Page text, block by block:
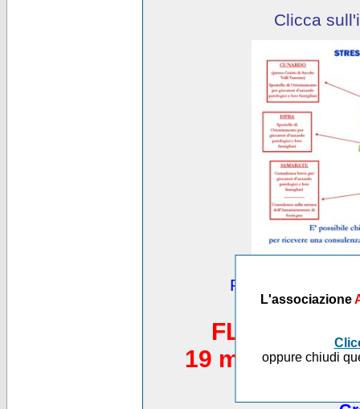
L'associazione
oppure chiudi
Clicca
Puoi vedere
FLASH
19 maggio